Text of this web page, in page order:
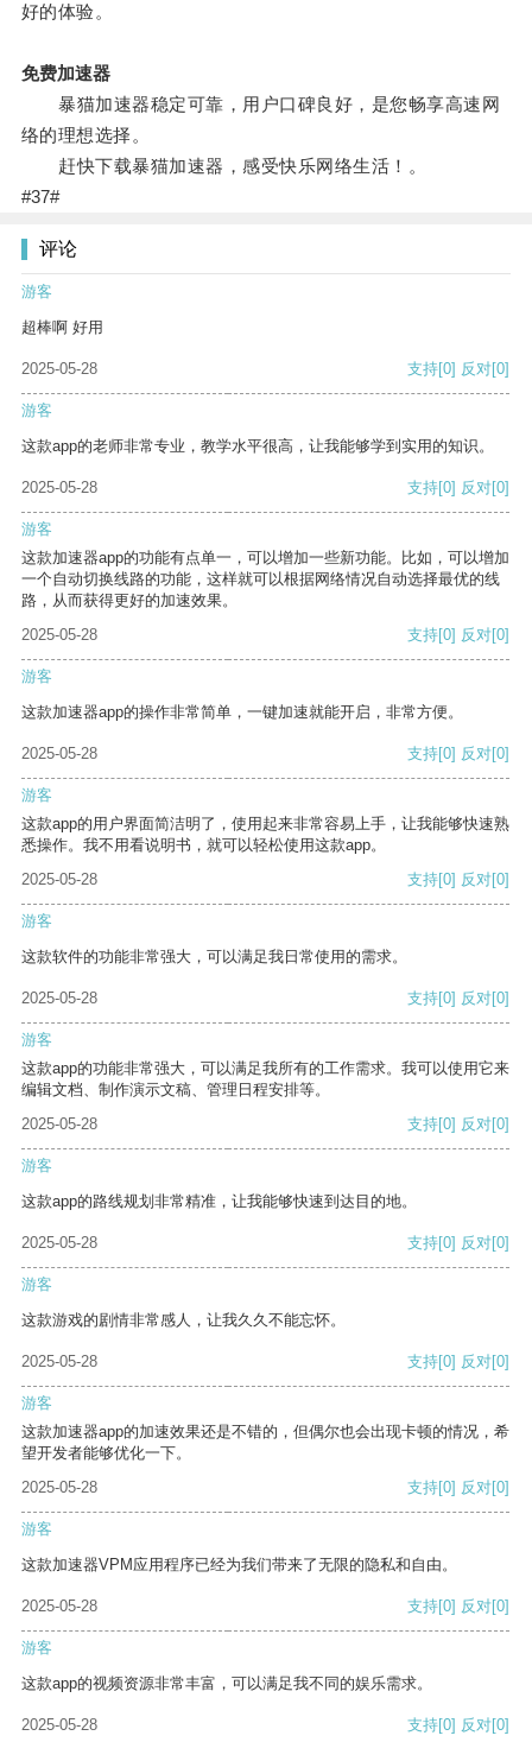
好的体验。
免费加速器
暴猫加速器稳定可靠，用户口碑良好，是您畅享高速网
络的理想选择。
赶快下载暴猫加速器，感受快乐网络生活！。
#37#
评论
游客
超棒啊 好用
2025-05-28 支持[0] 反对[0]
游客
这款app的老师非常专业，教学水平很高，让我能够学到实用的知识。
2025-05-28 支持[0] 反对[0]
游客
这款加速器app的功能有点单一，可以增加一些新功能。比如，可以增加
一个自动切换线路的功能，这样就可以根据网络情况自动选择最优的线
路，从而获得更好的加速效果。
2025-05-28
支持[0] 反对[0]
游客
这款加速器app的操作非常简单，一键加速就能开启，非常方便。
2025-05-28 支持[0] 反对[0]
游客
这款app的用户界面简洁明了，使用起来非常容易上手，让我能够快速熟
悉操作。我不用看说明书，就可以轻松使用这款app。
2025-05-28
支持[0] 反对[0]
游客
这款软件的功能非常强大，可以满足我日常使用的需求。
2025-05-28 支持[0] 反对[0]
游客
这款app的功能非常强大，可以满足我所有的工作需求。我可以使用它来
编辑文档、制作演示文稿、管理日程安排等。
2025-05-28
支持[0] 反对[0]
游客
这款app的路线规划非常精准，让我能够快速到达目的地。
2025-05-28 支持[0] 反对[0]
游客
这款游戏的剧情非常感人，让我久久不能忘怀。
2025-05-28 支持[0] 反对[0]
游客
这款加速器app的加速效果还是不错的，但偶尔也会出现卡顿的情况，希
望开发者能够优化一下。
2025-05-28
支持[0] 反对[0]
游客
这款加速器VPM应用程序已经为我们带来了无限的隐私和自由。
2025-05-28 支持[0] 反对[0]
游客
这款app的视频资源非常丰富，可以满足我不同的娱乐需求。
2025-05-28 支持[0] 反对[0]